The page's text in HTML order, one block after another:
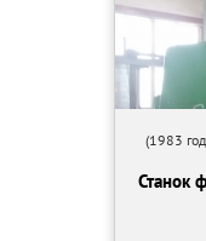
Наибольший угол
Наименьшее число
(1983
Станок